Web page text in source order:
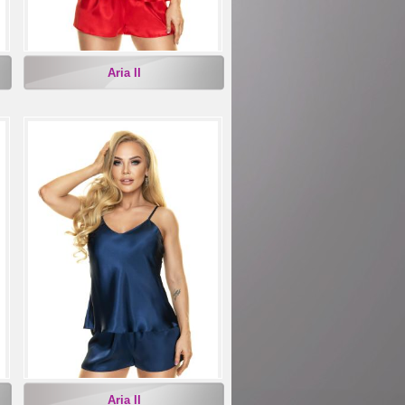
Aria II
Aria II